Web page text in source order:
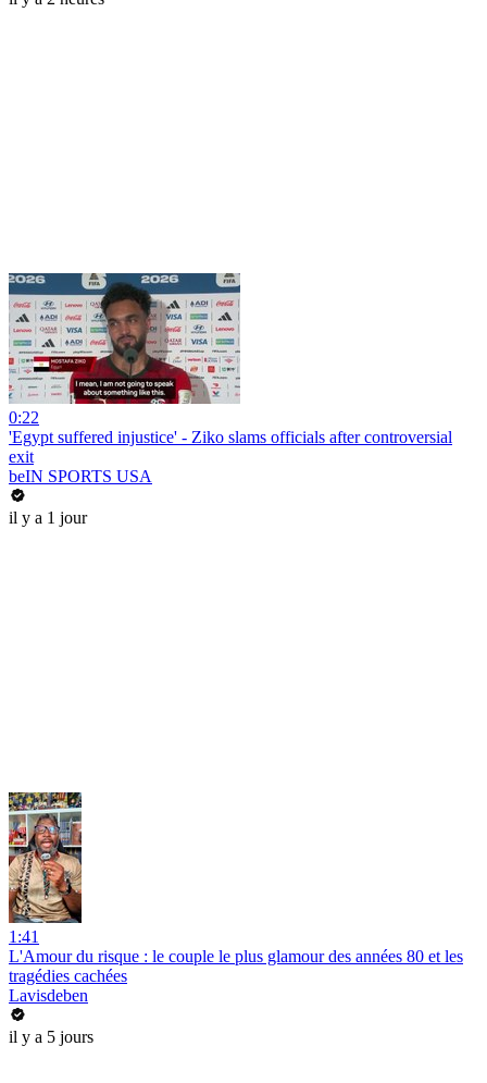
0:22
'Egypt suffered injustice' - Ziko slams officials after controversial
exit
beIN SPORTS USA
il y a 1 jour
1:41
L'Amour du risque : le couple le plus glamour des années 80 et les
tragédies cachées
Lavisdeben
il y a 5 jours